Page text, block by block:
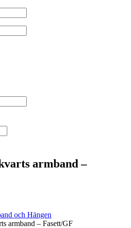
armband –
och Hängen
armband – Fasett/GF